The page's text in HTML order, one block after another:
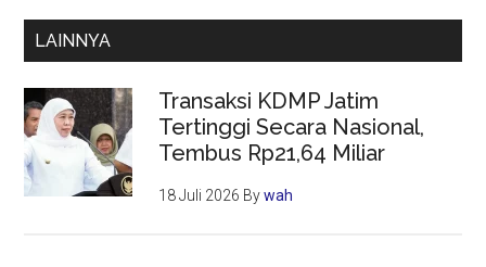
Menjaganya
LAINNYA
Transaksi KDMP Jatim
Tertinggi Secara Nasional,
Tembus Rp21,64 Miliar
18 Juli 2026 Bywah